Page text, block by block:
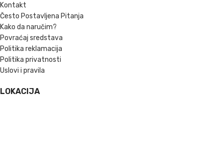
Kontakt
Često Postavljena Pitanja
Kako da naručim?
Povraćaj sredstava
Politika reklamacija
Politika privatnosti
Uslovi i pravila
LOKACIJA